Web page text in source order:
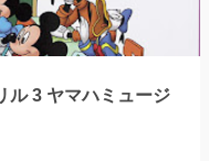
ル 3 ヤマハミュージ